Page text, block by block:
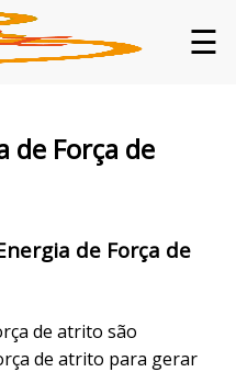
☰
de Força de
de Força de
de atrito são
de atrito para gerar